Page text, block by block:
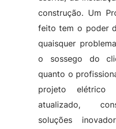
construção. Um
feito tem o poder
quaisquer
o sossego do
quanto o
projeto
atualizado,
soluções